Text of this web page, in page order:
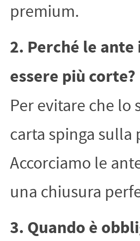
premium.
2. Perché le
essere più corte?
Per evitare che lo
carta spinga sulla
Accorciamo le
una chiusura
3. Quando è